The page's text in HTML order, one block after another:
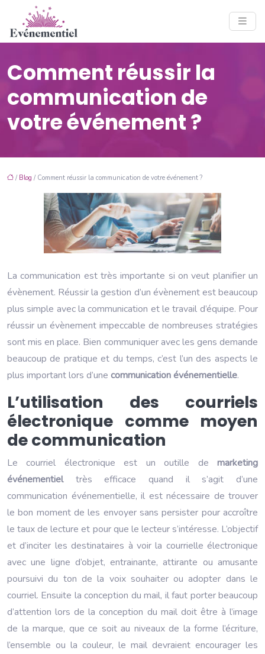
Comment réussir la
communication de
votre événement ?
/ Blog / Comment réussir la communication de votre événement ?
La communication est très importante si on veut planifier un
évènement. Réussir la gestion d’un évènement est beaucoup
plus simple avec la communication et le travail d’équipe. Pour
réussir un évènement impeccable de nombreuses stratégies
sont mis en place. Bien communiquer avec les gens demande
beaucoup de pratique et du temps, c’est l’un des aspects le
plus important lors d’une communication événementielle.
L’utilisation des courriels
électronique comme moyen
de communication
Le courriel électronique est un outille de marketing
événementieltrès efficace quand il s’agit d’une
communication événementielle, il est nécessaire de trouver
le bon moment de les envoyer sans persister pour accroître
le taux de lecture et pour que le lecteur s’intéresse. L’objectif
et d’inciter les destinataires à voir la courrielle électronique
avec une ligne d’objet, entrainante, attirante ou amusante
poursuivi du ton de la voix souhaiter ou adopter dans le
courriel. Ensuite la conception du mail, il faut porter beaucoup
d’attention lors de la conception du mail doit être à l’image
de la marque, que ce soit au niveaux de la forme l’écriture,
l’ensemble ou la couleur, le mail devraient encourager les